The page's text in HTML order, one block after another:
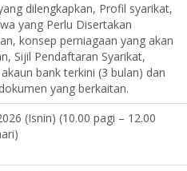
dilengkapkan, Profil syarikat,
yang Perlu Disertakan
konsep perniagaan yang akan
Sijil Pendaftaran Syarikat,
bank terkini (3 bulan) dan
yang berkaitan.
(Isnin) (10.00 pagi – 12.00